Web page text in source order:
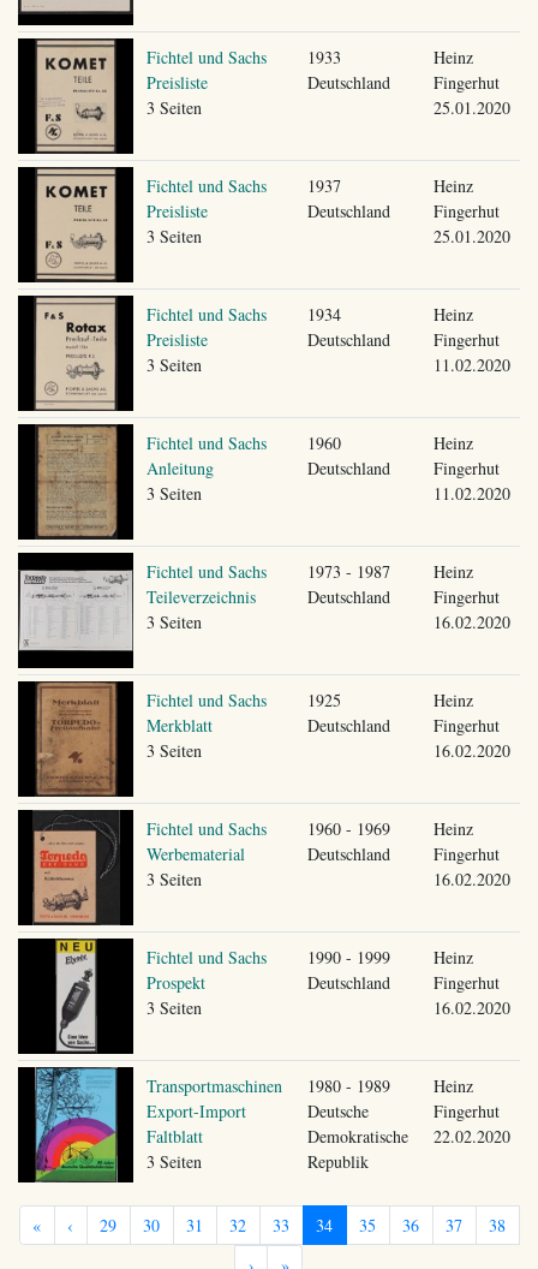
Fichtel und Sachs
Preisliste
3 Seiten
1933
Deutschland
Heinz
Fingerhut
25.01.2020
Fichtel und Sachs
Preisliste
3 Seiten
1937
Deutschland
Heinz
Fingerhut
25.01.2020
Fichtel und Sachs
Preisliste
3 Seiten
1934
Deutschland
Heinz
Fingerhut
11.02.2020
Fichtel und Sachs
Anleitung
3 Seiten
1960
Deutschland
Heinz
Fingerhut
11.02.2020
Fichtel und Sachs
Teileverzeichnis
3 Seiten
1973 - 1987
Deutschland
Heinz
Fingerhut
16.02.2020
Fichtel und Sachs
Merkblatt
3 Seiten
1925
Deutschland
Heinz
Fingerhut
16.02.2020
Fichtel und Sachs
Werbematerial
3 Seiten
1960 - 1969
Deutschland
Heinz
Fingerhut
16.02.2020
Fichtel und Sachs
Prospekt
3 Seiten
1990 - 1999
Deutschland
Heinz
Fingerhut
16.02.2020
Transportmaschinen
Export-Import
Faltblatt
3 Seiten
1980 - 1989
Deutsche
Demokratische
Republik
Heinz
Fingerhut
22.02.2020
« ‹ 29 30 31 32 33 34 35 36 37
38
›
»